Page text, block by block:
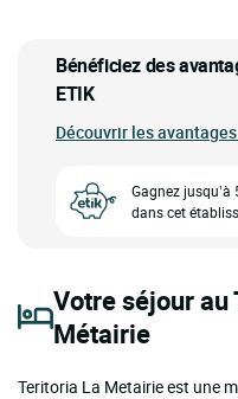
Bénéficiez des
ETIK
Découvrir les avantages
Gagnez jusqu’à
dans cet
Votre séjour
Métairie
Teritoria La Metairie est une